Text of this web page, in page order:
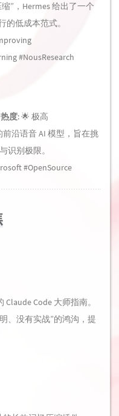
”，Hermes 给出了一个
的低成本范式。
#NousResearch
热度: 🌟 极高
前沿语音 AI 模型，旨在挑
识别极限。
#OpenSource
Code 大师指南。
、没有实战”的鸿沟，提